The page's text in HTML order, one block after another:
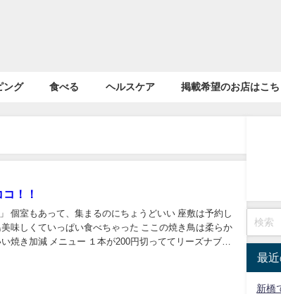
ング 食べる ヘルスケア 掲載希望のお店はこち
！！
個室もあって、集まるのにちょうどいい 座敷は予約し
味しくていっぱい食べちゃった ここの焼き鳥は柔らか
焼き加減 メニュー １本が200円切っててリーズナブル
最
新橋